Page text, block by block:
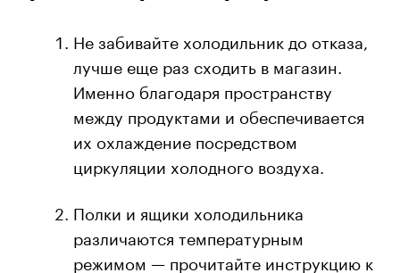
Не забивайте холодильник до отказа,
лучше еще раз сходить в магазин.
Именно благодаря пространству
между продуктами и обеспечивается
их охлаждение посредством
циркуляции холодного воздуха.
Полки и ящики холодильника
различаются температурным
режимом — прочитайте инструкцию к